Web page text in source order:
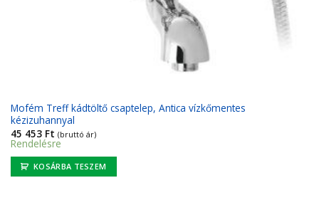
Mofém Treff kádtöltő csaptelep, Antica vízkőmentes
kézizuhannyal
45 453 Ft (bruttó ár)
Rendelésre
KOSÁRBA TESZEM